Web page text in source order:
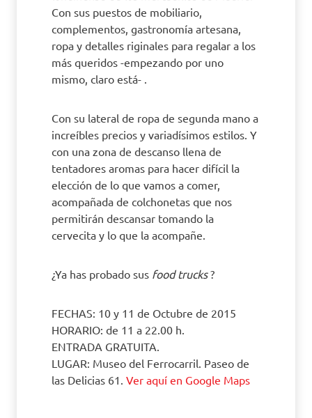
Con sus puestos de mobiliario,
complementos, gastronomía artesana,
ropa y detalles riginales para regalar a los
más queridos -empezando por uno
mismo, claro está- .
Con su lateral de ropa de segunda mano a
increíbles precios y variadísimos estilos. Y
con una zona de descanso llena de
tentadores aromas para hacer difícil la
elección de lo que vamos a comer,
acompañada de colchonetas que nos
permitirán descansar tomando la
cervecita y lo que la acompañe.
¿Ya has probado sus food trucks?
FECHAS: 10 y 11 de Octubre de 2015
HORARIO: de 11 a 22.00 h.
ENTRADA GRATUITA.
LUGAR: Museo del Ferrocarril. Paseo de
las Delicias 61 . Ver aquí en Google Maps